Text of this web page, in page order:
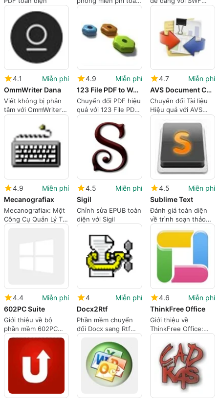
diện cho Windows
Printer Pro
4.1
Miễn phí
OmmWriter Dana
Viết không bị phân
tâm với OmmWriter
Dana
4.9
Miễn phí
123 File PDF to Word
Chuyển đổi PDF hiệu
quả với 123 File PDF
sang Word
4.7
Miễn phí
AVS Document Converter
Chuyển đổi Tài liệu
Hiệu quả với AVS
Document Converter
4.9
Miễn phí
Mecanografiax
Mecanografiax: Một
Công Cụ Quản Lý Tài
Liệu Miễn Phí
4.5
Miễn phí
Sigil
Chỉnh sửa EPUB toàn
diện với Sigil
4.5
Miễn phí
Sublime Text
Đánh giá toàn diện
về trình soạn thảo
Sublime Text
4.4
Miễn phí
602PC Suite
Giới thiệu về bộ
phần mềm 602PC
Suite
4
Miễn phí
Docx2Rtf
Phần mềm chuyển
đổi Docx sang Rtf
miễn phí
4.6
Miễn phí
ThinkFree Office
Giới thiệu về
ThinkFree Office:
Giải pháp văn phòng
đa nền tảng